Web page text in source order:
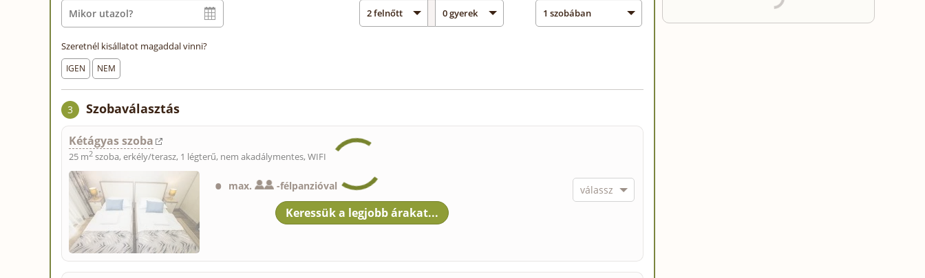
Szeretnél kisállatot magaddal vinni?
IGEN NEM
3 Szobaválasztás
Kétágyas szoba
25 m2 szoba, erkély/terasz, 1 légterű, nem akadálymentes, WIFI
max. -félpanzióval